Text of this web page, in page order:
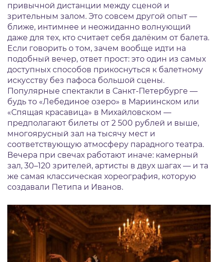
привычной дистанции между сценой и
зрительным залом. Это совсем другой опыт —
ближе, интимнее и неожиданно волнующий
даже для тех, кто считает себя далёким от балета.
Если говорить о том, зачем вообще идти на
подобный вечер, ответ прост: это один из самых
доступных способов прикоснуться к балетному
искусству без пафоса большой сцены.
Популярные спектакли в Санкт-Петербурге —
будь то «Лебединое озеро» в Мариинском или
«Спящая красавица» в Михайловском —
предполагают билеты от 2 500 рублей и выше,
многоярусный зал на тысячу мест и
соответствующую атмосферу парадного театра.
Вечера при свечах работают иначе: камерный
зал, 30–120 зрителей, артисты в двух шагах — и та
же самая классическая хореография, которую
создавали Петипа и Иванов.